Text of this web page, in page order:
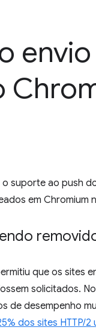
o suporte ao push
em Chromium
que os sites
solicitados.
de desempenho
dos sites HTTP/